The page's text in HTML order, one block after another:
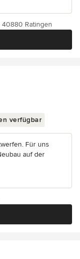
40880 Ratingen
verfügbar
Für uns
auf der